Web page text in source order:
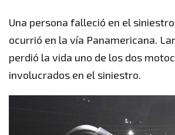
Una persona falleció en el
ocurrió en la vía Panamericana.
perdió la vida uno de los dos
involucrados en el siniestro.